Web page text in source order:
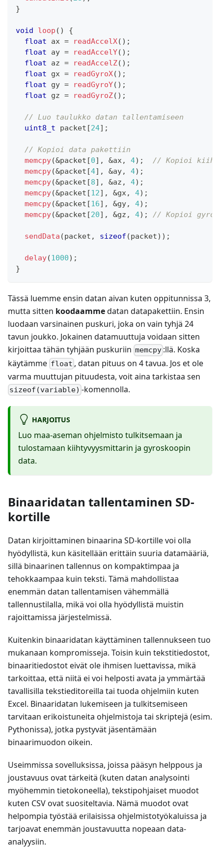
}
void loop ( )
{
float ax = readAccelX( ) ;
float ay = readAccelY( ) ;
float az = readAccelZ( ) ;
float gx = readGyroX( ) ;
float gy = readGyroY( ) ;
float gz = readGyroZ( ) ;
// Luo taulukko datan tallentamiseen
uint8_t packet [24] ;
// Kopioi data pakettiin
memcpy(&packet [0] , &ax, 4) ;
// Kopioi
memcpy(&packet [4] , &ay, 4) ;
memcpy(&packet [8] , &az , 4) ;
memcpy(&packet [12] , &gx, 4) ;
memcpy(&packet [16] , &gy, 4) ;
memcpy(&packet [20] , &gz , 4) ; // Kopioi
sendData (packet , sizeof (packet) ) ;
delay(1000) ;
}
Tässä luemme ensin datan aivan kuten oppitunnissa 3,
mutta sitten koodaammedatan datapakettiin. Ensin
luodaan varsinainen puskuri, joka on vain tyhjä 24
tavun joukko. Jokainen datamuuttuja voidaan sitten
kirjoittaa tähän tyhjään puskuriin memcpy :llä. Koska
käytämme float , datan pituus on 4 tavua. Jos et ole
varma muuttujan pituudesta, voit aina tarkistaa sen
sizeof(variable) -komennolla.
HARJOITUS
Luo maa-aseman ohjelmisto tulkitsemaan ja
tulostamaan kiihtyvyysmittarin ja gyroskoopin
data.
Binaaridatan tallentaminen SD-
kortille
Datan kirjoittaminen binaarina SD-kortille voi olla
hyödyllistä, kun käsitellään erittäin suuria datamääriä,
sillä binaarinen tallennus on kompaktimpaa ja
tehokkaampaa kuin teksti. Tämä mahdollistaa
enemmän datan tallentamisen vähemmällä
tallennustilalla, mikä voi olla hyödyllistä muistin
rajoittamissa järjestelmissä.
Kuitenkin binaaridatan käyttäminen tallennukseen tuo
mukanaan kompromisseja. Toisin kuin tekstitiedostot,
binaaritiedostot eivät ole ihmisen luettavissa, mikä
tarkoittaa, että niitä ei voi helposti avata ja ymmärtää
tavallisilla tekstieditoreilla tai tuoda ohjelmiin kuten
Excel. Binaaridatan lukemiseen ja tulkitsemiseen
tarvitaan erikoistuneita ohjelmistoja tai skriptejä (esim.
Pythonissa), jotka pystyvät jäsentämään
binaarimuodon oikein.
Useimmissa sovelluksissa, joissa pääsyn helppous ja
joustavuus ovat tärkeitä (kuten datan analysointi
myöhemmin tietokoneella), tekstipohjaiset muodot
kuten CSV ovat suositeltavia. Nämä muodot ovat
helpompia työstää erilaisissa ohjelmistotyökaluissa ja
tarjoavat enemmän joustavuutta nopeaan data-
analyysiin.